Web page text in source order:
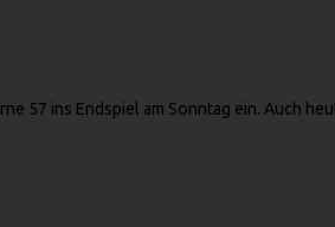
57 ins Endspiel am Sonntag ein. Auch